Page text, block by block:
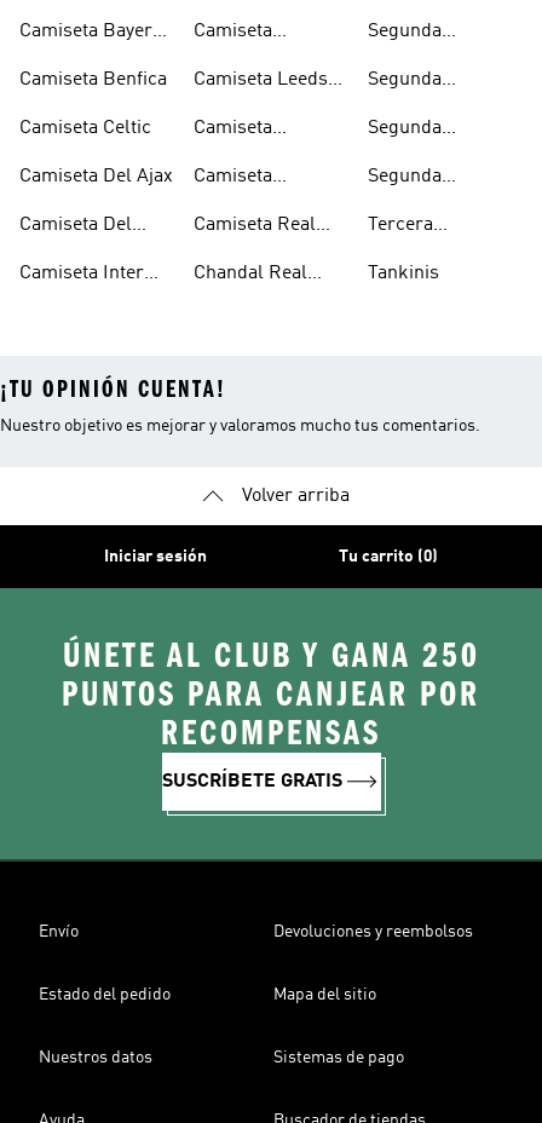
Camiseta Bayern
Camiseta Benfica
Camiseta Celtic
Camiseta Del Ajax
Camiseta Del
Camiseta Inter
Camiseta
Camiseta Leeds
Camiseta
United
Camiseta
Lyon
Camiseta Real
Chandal Real
Segunda
Arsenal
Segunda
Juventus
Segunda
Manchester
United
Segunda
Madrid
Tercera
Madrid
Tankinis
¡TU OPINIÓN CUENTA!
Nuestro objetivo es mejorar y valoramos mucho tus comentarios.
Volver arriba
Iniciar sesión Tu carrito (0)
ÚNETE AL CLUB Y GANA 250
PUNTOS PARA CANJEAR POR
RECOMPENSAS
SUSCRÍBETE GRATIS
Envío Devoluciones y reembolsos
Estado del pedido Mapa del sitio
Nuestros datos Sistemas de pago